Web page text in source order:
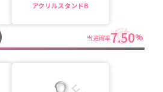
アクリルスタンドB
当選確率7.50%